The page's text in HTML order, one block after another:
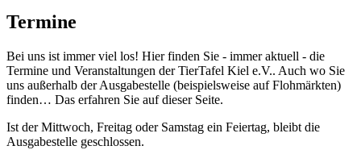
Termine
Bei uns ist immer viel los! Hier finden Sie - immer aktuell - die
Termine und Veranstaltungen der TierTafel Kiel e.V.. Auch wo Sie
uns außerhalb der Ausgabestelle (beispielsweise auf Flohmärkten)
finden… Das erfahren Sie auf dieser Seite.
Ist der Mittwoch, Freitag oder Samstag ein Feiertag, bleibt die
Ausgabestelle geschlossen.